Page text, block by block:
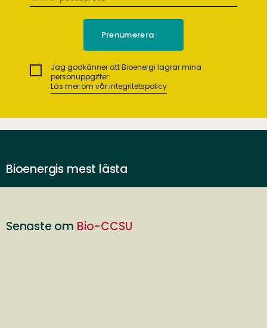
Jag godkänner att Bioenergi lagrar mina
personuppgifter.
Läs mer om vår integritetspolicy
Bioenergis mest lästa
Senaste om Bio-CCSU